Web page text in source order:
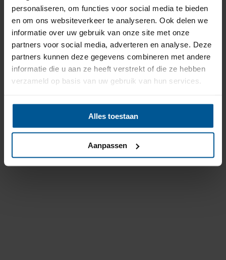
personaliseren, om functies voor social media te bieden
en om ons websiteverkeer te analyseren. Ook delen we
informatie over uw gebruik van onze site met onze
partners voor social media, adverteren en analyse. Deze
partners kunnen deze gegevens combineren met andere
informatie die u aan ze heeft verstrekt of die ze hebben
verzameld op basis van uw gebruik van hun services.
Alles toestaan
Aanpassen